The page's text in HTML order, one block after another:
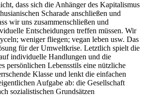
dass sich die Anhänger des Kapitalismus
Scharade anschließen und
wir uns zusammenschließen und
Entscheidungen treffen müssen. Wir
weniger fliegen; vegan leben usw. Das
für der Umweltkrise. Letztlich spielt die
individuelle Handlungen und die
persönlichen Lebensstils eine nützliche
Klasse und lenkt die einfachen
Aufgabe ab: die Gesellschaft
sozialistischen Grundsätzen